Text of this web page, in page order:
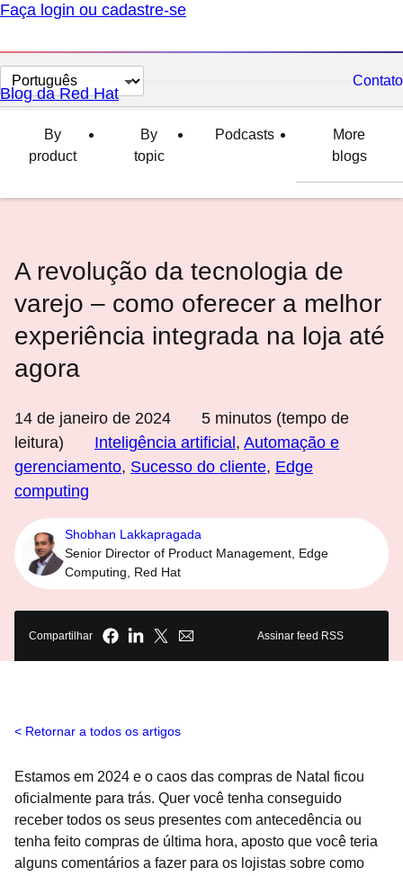
Faça login ou cadastre-se
Selecionar
idioma
Contato
Blog da Red Hat
By
product
By
topic
Podcasts
More
blogs
A revolução da tecnologia de
varejo – como oferecer a melhor
experiência integrada na loja até
agora
14 de janeiro de 2024 5 minutos (tempo de
leitura)
Inteligência artificial , Automação e
gerenciamento, Sucesso do cliente, Edge
computing
Shobhan Lakkapragada
Senior Director of Product Management, Edge
Computing, Red Hat
Compartilhar Assinar feed RSS
Retornar a todos os artigos
Estamos em 2024 e o caos das compras de Natal ficou
oficialmente para trás. Quer você tenha conseguido
receber todos os seus presentes com antecedência ou
tenha feito compras de última hora, aposto que você teria
alguns comentários a fazer para os lojistas sobre como